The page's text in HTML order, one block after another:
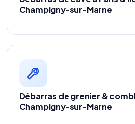
Champigny-sur-Marne
Débarras de grenier &
Champigny-sur-Marne